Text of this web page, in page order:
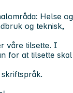
Helse og
og teknisk,
våre tilsette. I
for at tilsette skal